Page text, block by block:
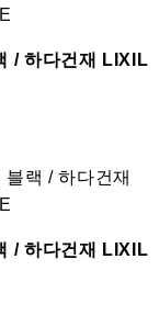
/ 하다건재 LIXIL
/ 하다건재 LIXIL